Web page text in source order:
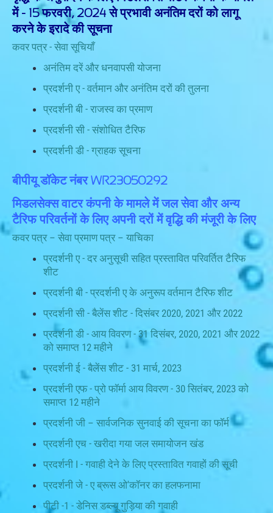
में - 15 फरवरी, 2024 से प्रभावी अनंतिम दरों को लागू
करने के इरादे की सूचना
कवर पत्र - सेवा सूचियाँ
अनंतिम दरें और धनवापसी योजना
प्रदर्शनी ए - वर्तमान और अनंतिम दरों की तुलना
प्रदर्शनी बी - राजस्व का प्रमाण
प्रदर्शनी सी - संशोधित टैरिफ
प्रदर्शनी डी - ग्राहक सूचना
बीपीयू डॉकेट नंबर WR23050292
मिडलसेक्स वाटर कंपनी के मामले में जल सेवा और अन्य
टैरिफ परिवर्तनों के लिए अपनी दरों में वृद्धि की मंजूरी के लिए
कवर पत्र – सेवा प्रमाण पत्र – याचिका
प्रदर्शनी ए - दर अनुसूची सहित प्रस्तावित परिवर्तित टैरिफ
शीट
प्रदर्शनी बी - प्रदर्शनी ए के अनुरूप वर्तमान टैरिफ शीट
प्रदर्शनी सी - बैलेंस शीट - दिसंबर 2020, 2021 और 2022
प्रदर्शनी डी - आय विवरण - 31 दिसंबर, 2020, 2021 और 2022
को समाप्त 12 महीने
प्रदर्शनी ई - बैलेंस शीट - 31 मार्च, 2023
प्रदर्शनी एफ - प्रो फॉर्मा आय विवरण - 30 सितंबर, 2023 को
समाप्त 12 महीने
प्रदर्शनी जी – सार्वजनिक सुनवाई की सूचना का फॉर्म
प्रदर्शनी एच - खरीदा गया जल समायोजन खंड
प्रदर्शनी I - गवाही देने के लिए प्रस्तावित गवाहों की सूची
प्रदर्शनी जे - ए ब्रूस ओ'कॉनर का हलफनामा
पीटी -1 - डेनिस डब्ल्यू गुड़िया की गवाही